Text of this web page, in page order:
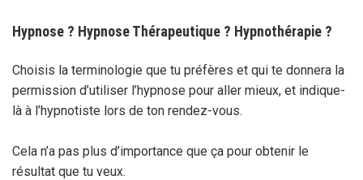
Hypnose ? Hypnose Thérapeutique ? Hypnothérapie ?
Choisis la terminologie que tu préfères et qui te donnera la
permission d’utiliser l’hypnose pour aller mieux, et indique-
là à l’hypnotiste lors de ton rendez-vous.
Cela n’a pas plus d’importance que ça pour obtenir le
résultat que tu veux.